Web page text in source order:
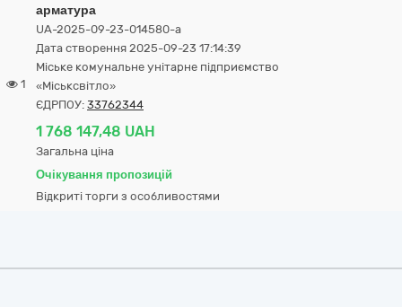
1
арматура
UA-2025-09-23-014580-a
Дата створення 2025-09-23 17:14:39
Міське комунальне унітарне підприємство
«Міськсвітло»
ЄДРПОУ: 33762344
1 768 147,48 UAH
Загальна ціна
Очікування пропозицій
Відкриті торги з особливостями